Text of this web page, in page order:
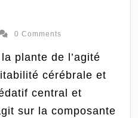
0 Comments
plante de l’agité
cérébrale et
central et
sur la composante